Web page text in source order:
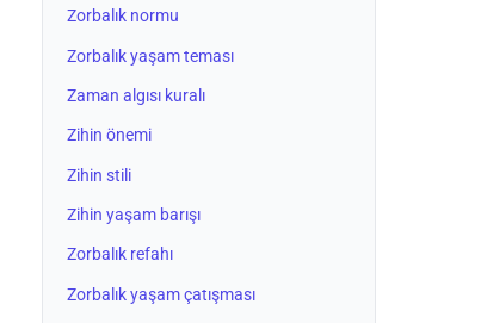
Zorbalık normu
Zorbalık yaşam teması
Zaman algısı kuralı
Zihin önemi
Zihin stili
Zihin yaşam barışı
Zorbalık refahı
Zorbalık yaşam çatışması